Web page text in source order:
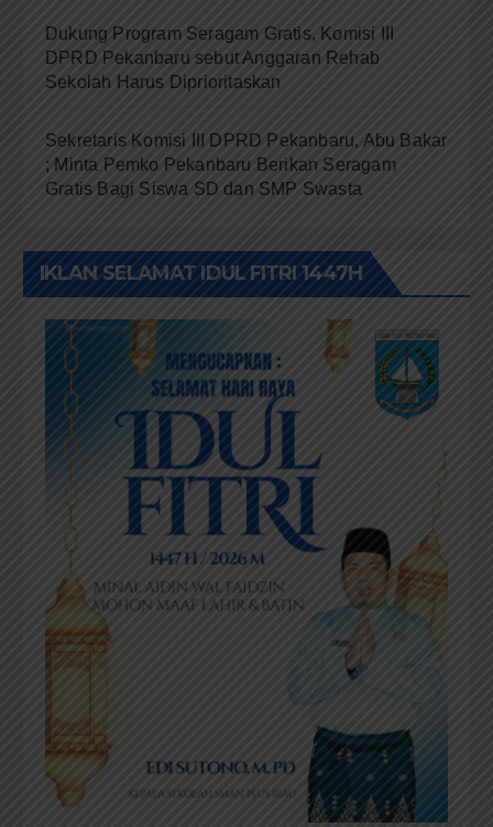
Dukung Program Seragam Gratis, Komisi III
DPRD Pekanbaru sebut Anggaran Rehab
Sekolah Harus Diprioritaskan
Sekretaris Komisi III DPRD Pekanbaru, Abu Bakar
; Minta Pemko Pekanbaru Berikan Seragam
Gratis Bagi Siswa SD dan SMP Swasta
IKLAN SELAMAT IDUL FITRI 1447H